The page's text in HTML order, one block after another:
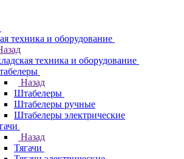
техника и оборудование
техника и оборудование
Назад
Штабелеры
Штабелеры ручные
Штабелеры электрические
Назад
Тягачи